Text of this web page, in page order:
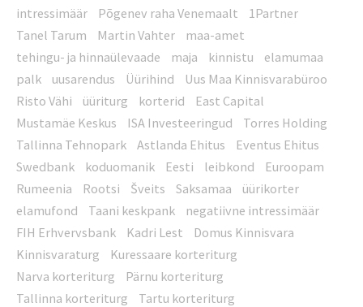
intressimäär
Põgenev raha Venemaalt
1Partner
Tanel Tarum
Martin Vahter
maa-amet
tehingu- ja hinnaülevaade
maja kinnistu
elamumaa
palk
uusarendus Üürihind
Uus Maa Kinnisvarabüroo
Risto Vähi
üüriturg korterid
East Capital
Mustamäe Keskus
ISA Investeeringud
Torres Holding
Tallinna Tehnopark
Astlanda Ehitus
Eventus Ehitus
Swedbank
koduomanik Eesti leibkond
Euroopam
Rumeenia
Rootsi Šveits Saksamaa
üürikorter
elamufond
Taani keskpank
negatiivne intressimäär
FIH Erhvervsbank
Kadri Lest
Domus Kinnisvara
Kinnisvaraturg
Kuressaare korteriturg
Narva korteriturg
Pärnu korteriturg
Tallinna korteriturg
Tartu korteriturg